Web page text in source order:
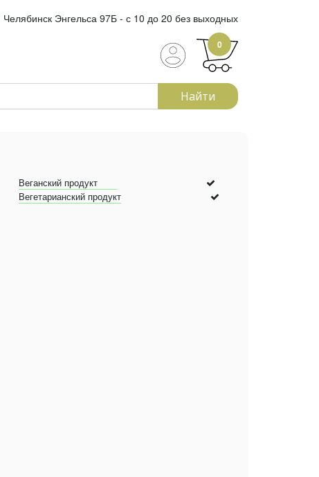
Челябинск Энгельса 97Б - с 10 до 20 без выходных
0
Найти
Веганский продукт
Вегетарианский продукт